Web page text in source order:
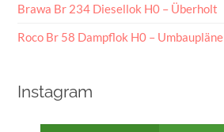
Brawa Br 234 Diesellok H0 – Überholt
Roco Br 58 Dampflok H0 – Umbaupläne
Instagram